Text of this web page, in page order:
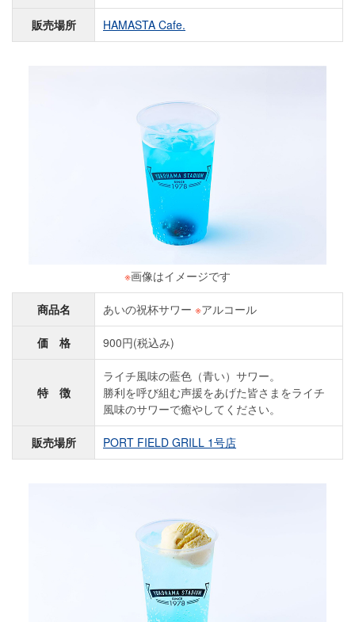
販売場所 HAMASTA Cafe.
※画像はイメージです
商品名 あいの祝杯サワー ※アルコール
価 格 900円(税込み)
特 徴
ライチ風味の藍色（青い）サワー。
勝利を呼び組む声援をあげた皆さまをライチ
風味のサワーで癒やしてください。
販売場所 PORT FIELD GRILL 1号店